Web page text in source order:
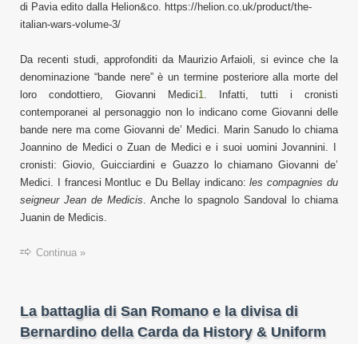
di Pavia edito dalla Helion&co. https://helion.co.uk/product/the-
italian-wars-volume-3/
Da recenti studi, approfonditi da Maurizio Arfaioli, si evince che la
denominazione “bande nere” è un termine posteriore alla morte del
loro condottiero, Giovanni Medici1. Infatti, tutti i cronisti
contemporanei al personaggio non lo indicano come Giovanni de lle
bande nere macome Giovanni de’ Medici. Marin Sanudo lo chiama
Joannino de Medici oZuan de Medicie i suoi uomini Jovannini.
cronisti: Giovio, Guicciardini e Guazzo lo chiamano Giovanni de’
Medici. I francesi Montluce Du Bellay indicano:les compagnies du
seigneur Jean de Medicis. Anche lo spagnolo Sandoval lo chiama
Juanin de Medicis.
Continua »
La battaglia di San Romano e la divisa di
Bernardino della Carda da History & Uniform